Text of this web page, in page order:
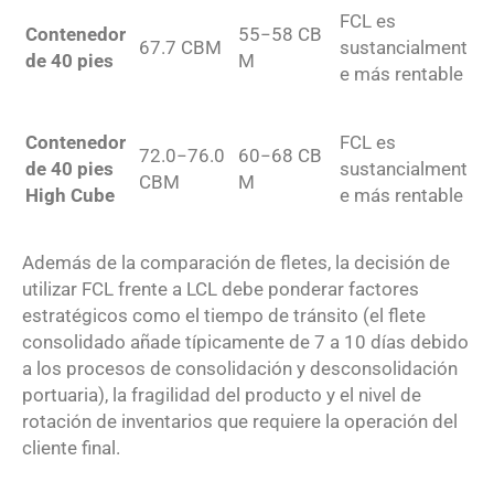
Contenedor
de 40 pies
67.7 CBM
55−58 CB
M
FCL es
sustancialment
e más rentable
Contenedor
de 40 pies
High Cube
72.0−76.0
CBM
60−68 CB
M
FCL es
sustancialment
e más rentable
Además de la comparación de fletes, la decisión de
utilizar FCL frente a LCL debe ponderar factores
estratégicos como el tiempo de tránsito (el flete
consolidado añade típicamente de 7 a 10 días debido
a los procesos de consolidación y desconsolidación
portuaria), la fragilidad del producto y el nivel de
rotación de inventarios que requiere la operación del
cliente final.